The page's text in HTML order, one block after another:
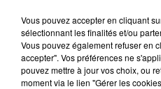
Jeux
Vous pouvez accepter en cliquant
sélectionnant les finalités et/ou
Vous pouvez également refuser en
accepter". Vos préférences ne
pouvez mettre à jour vos choix, ou
moment via le lien "Gérer les